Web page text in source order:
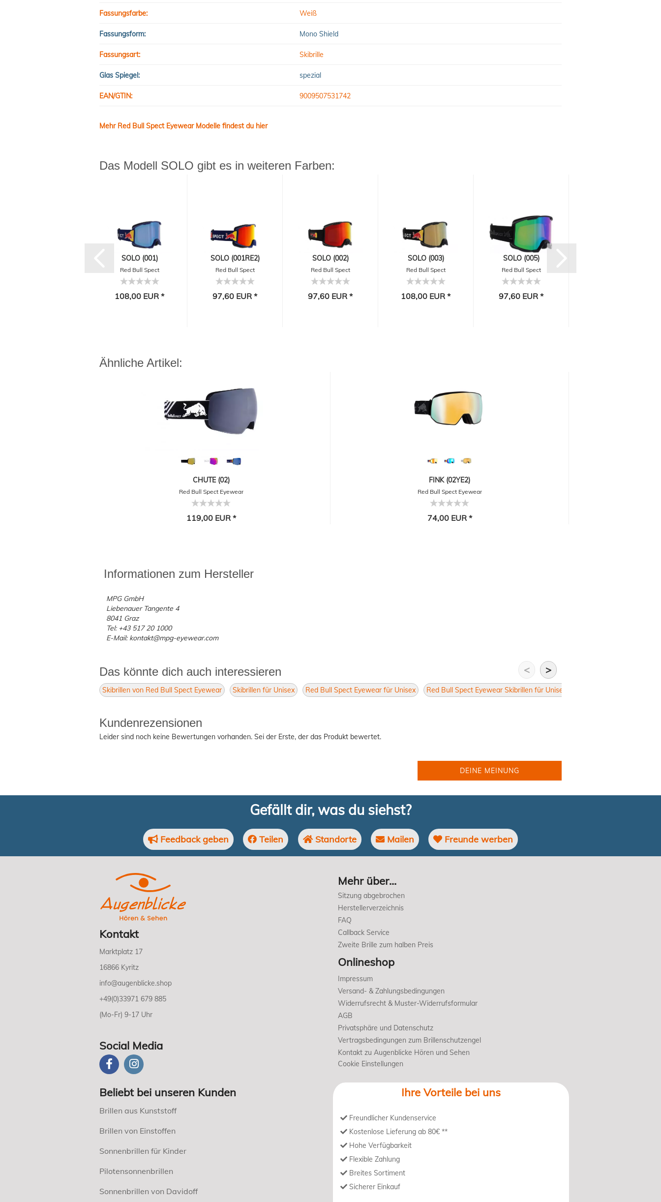
Fassungsfarbe: Weiß
Fassungsform: Mono Shield
Fassungsart: Skibrille
Glas Spiegel: spezial
EAN/GTIN: 9009507531742
Mehr Red Bull Spect Eyewear Modelle findest du hier
Das Modell SOLO gibt es in weiteren Farben:
SOLO (001)
Red Bull Spect
Eyewear
108,00 EUR *
SOLO (001RE2)
Red Bull Spect
Eyewear
97,60 EUR *
SOLO (002)
Red Bull Spect
Eyewear
97,60 EUR *
SOLO (003)
Red Bull Spect
Eyewear
108,00 EUR *
SOLO (005)
Red Bull Spect
Eyewear
97,60 EUR *
Ähnliche Artikel:
CHUTE (02)
Red Bull Spect Eyewear
119,00 EUR *
FINK (02YE2)
Red Bull Spect Eyewear
74,00 EUR *
Informationen zum Hersteller
MPG GmbH
Liebenauer Tangente 4
8041 Graz
Tel: +43 517 20 1000
E-Mail: kontakt@mpg-eyewear.com
Das könnte dich auch interessieren < >
Skibrillen von Red Bull Spect Eyewear Skibrillen für Unisex Red Bull Spect Eyewear für Unisex Red Bull Spect Eyewear Skibrillen für Unisex
Kundenrezensionen
Leider sind noch keine Bewertungen vorhanden. Sei der Erste, der das Produkt bewertet.
DEINE MEINUNG
Gefällt dir, was du siehst?
Feedback geben Teilen Standorte Mailen Freunde werben
Kontakt
Marktplatz 17
16866 Kyritz
info@augenblicke.shop
+49(0)33971 679 885
(Mo-Fr) 9-17 Uhr
Social Media
Mehr über...
Sitzung abgebrochen
Herstellerverzeichnis
FAQ
Callback Service
Zweite Brille zum halben Preis
Onlineshop
Impressum
Versand- & Zahlungsbedingungen
Widerrufsrecht & Muster-Widerrufsformular
AGB
Privatsphäre und Datenschutz
Vertragsbedingungen zum Brillenschutzengel
Kontakt zu Augenblicke Hören und Sehen
Cookie Einstellungen
Beliebt bei unseren Kunden
Brillen aus Kunststoff
Brillen von Einstoffen
Sonnenbrillen für Kinder
Pilotensonnenbrillen
Sonnenbrillen von Davidoff
Ihre Vorteile bei uns
Freundlicher Kundenservice
Kostenlose Lieferung ab 80€ **
Hohe Verfügbarkeit
Flexible Zahlung
Breites Sortiment
Sicherer Einkauf